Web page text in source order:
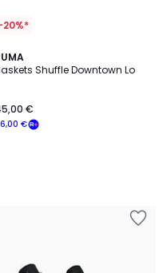
20%*
Shuffle Downtown Lo
€
€